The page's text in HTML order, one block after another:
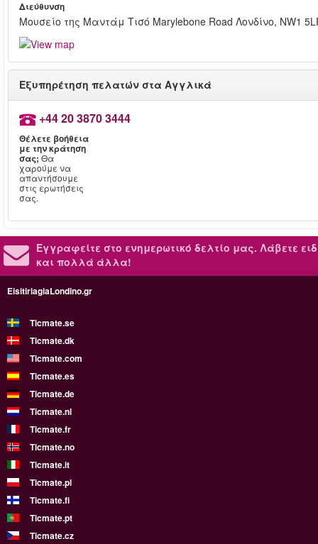
Διεύθυνση
Μουσείο της Μαντάμ Τισό Marylebone Road Λονδίνο, NW1
Εξυπηρέτηση πελατών στα Αγγλικά
+44 20 3870 3444
Θέλετε βοήθεια
με την κράτηση
σας; Θα
χαρούμε να
απαντήσουμε
στις ερωτήσεις
σας.
Εγγραφείτε στο ενημερωτικό δελτίο μας. Λάβετε
και πολλά άλλα!
EisitiriagiaLondino.gr
Ticmate.se
Ticmate.dk
Ticmate.com
Ticmate.es
Ticmate.de
Ticmate.nl
Ticmate.fr
Ticmate.no
Ticmate.it
Ticmate.pl
Ticmate.fi
Ticmate.pt
Ticmate.cz